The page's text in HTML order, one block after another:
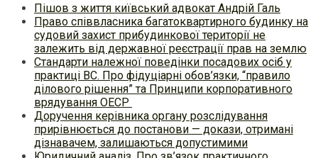
Пішов з життя київський адвокат Андрій Галь
Право співвласника багатоквартирного будинку на
судовий захист прибудинкової території не
залежить від державної реєстрації прав на землю
Стандарти належної поведінки посадових осіб у
практиці ВC. Про фідуціарні обов’язки, “правило
ділового рішення” та Принципи корпоративного
врядування ОЕСР
Доручення керівника органу розслідування
прирівнюється до постанови — докази, отримані
дізнавачем, залишаються допустимими